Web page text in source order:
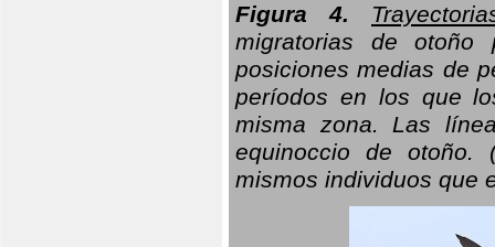
Figura 4.
migratorias de otoño
posiciones medias de
períodos en los que
misma zona. Las
equinoccio de otoño.
mismos individuos que